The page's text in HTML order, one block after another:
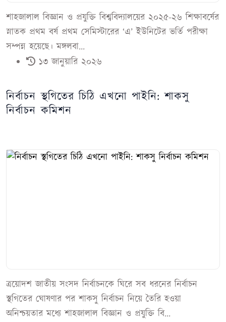
শাহজালাল বিজ্ঞান ও প্রযুক্তি বিশ্ববিদ্যালয়ের ২০২৫-২৬ শিক্ষাবর্ষের
স্নাতক প্রথম বর্ষ প্রথম সেমিস্টারের ‘এ’ ইউনিটের ভর্তি পরীক্ষা
সম্পন্ন হয়েছে। মঙ্গলবা...
১৩ জানুয়ারি ২০২৬
নির্বাচন স্থগিতের চিঠি এখনো পাইনি: শাকসু
নির্বাচন কমিশন
ত্রয়োদশ জাতীয় সংসদ নির্বাচনকে ঘিরে সব ধরনের নির্বাচন
স্থগিতের ঘোষণার পর শাকসু নির্বাচন নিয়ে তৈরি হওয়া
অনিশ্চয়তার মধ্যে শাহজালাল বিজ্ঞান ও প্রযুক্তি বি...